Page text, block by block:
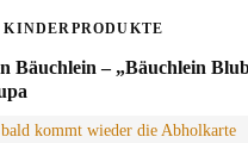
,KINDERPRODUKTE
Bäuchlein – „Bäuchlein